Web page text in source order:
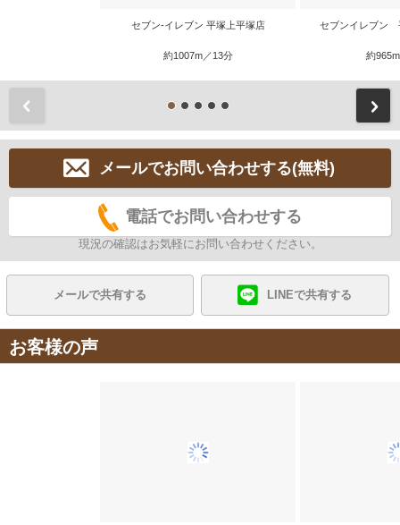
セブン-イレブン 平塚上平塚店
約1007m／13分
セブンイレブン
約
メールでお問い合わせする(無料)
電話でお問い合わせする
現況の確認はお気軽にお問い合わせください。
メールで共有する LINEで共有する
お客様の声